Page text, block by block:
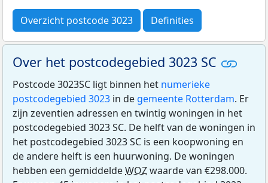
Overzicht postcode 3023 Definities
Over het postcodegebied 3023 SC
Postcode 3023SC ligt binnen het numerieke
postcodegebied 3023 in de gemeente Rotterdam. Er
zijn zeventien adressen en twintig woningen in het
postcodegebied 3023 SC. De helft van de woningen in
het postcodegebied 3023 SC is een koopwoning en
de andere helft is een huurwoning. De woningen
hebben een gemiddeldeWOZwaarde van €298.000.